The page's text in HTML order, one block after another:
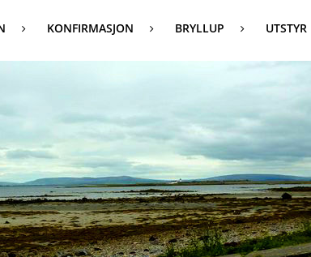
KONFIRMASJON BRYLLUP UTSTYR